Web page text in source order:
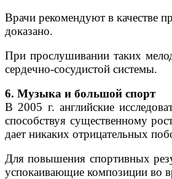
Врачи рекомендуют в качестве
доказано.
При прослушивании таких
сердечно-сосудистой системы.
6. Музыка и большой спорт
В 2005 г. английские
способствуя существенному
дает никаких отрицательных
Для повышения спортивных
успокаивающие композиции во